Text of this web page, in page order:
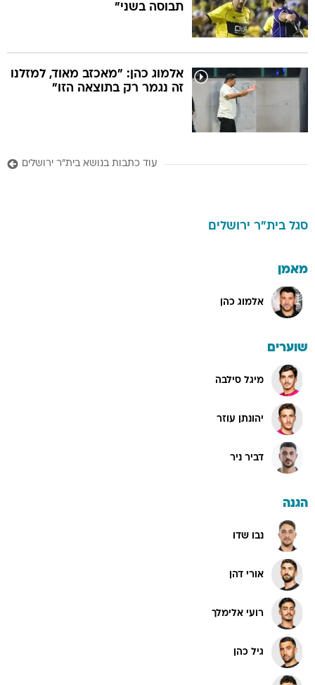
תבוסה בשני"
אלמוג כהן: "מאכזב מאוד, למזלנו
זה נגמר רק בתוצאה הזו"
עוד כתבות בנושא בית"ר ירושלים
סגל בית"ר ירושלים
מאמן
אלמוג כהן
שוערים
מיגל סילבה
יהונתן עוזר
דביר ניר
הגנה
נבו שדו
אורי דהן
רועי אלימלך
גיל כהן